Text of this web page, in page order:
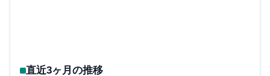
直近3ヶ月の推移